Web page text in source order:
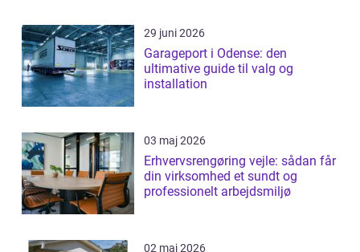
29 juni 2026
Garageport i Odense: den
ultimative guide til valg og
installation
03 maj 2026
Erhvervsrengøring vejle: sådan får
din virksomhed et sundt og
professionelt arbejdsmiljø
02 maj 2026